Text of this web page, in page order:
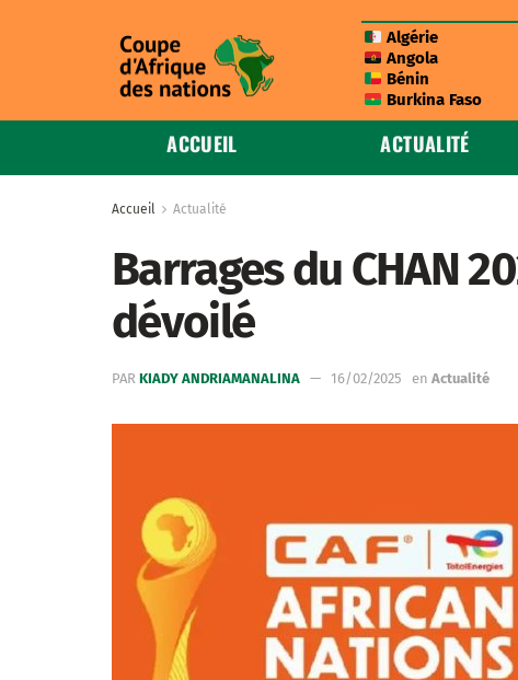
Algérie
Angola
Bénin
Burkina Faso
ACCUEIL ACTUALITÉ
Accueil Actualité
Barrages du CHAN
dévoilé
PAR KIADY ANDRIAMANALINA 16/02/2025 en Actualité